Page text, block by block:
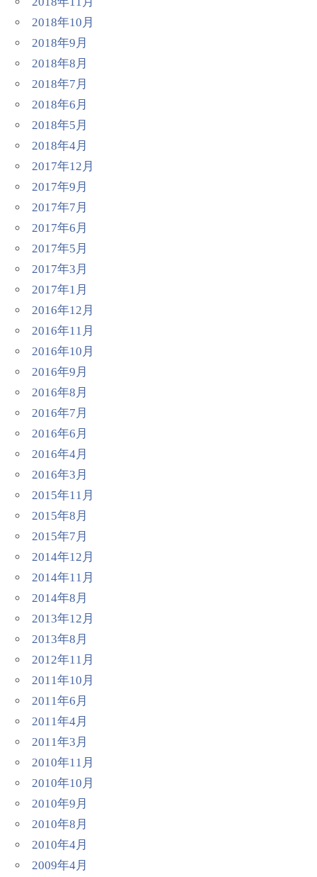
2018年10月
2018年9月
2018年8月
2018年7月
2018年6月
2018年5月
2018年4月
2017年12月
2017年9月
2017年7月
2017年6月
2017年5月
2017年3月
2017年1月
2016年12月
2016年11月
2016年10月
2016年9月
2016年8月
2016年7月
2016年6月
2016年4月
2016年3月
2015年11月
2015年8月
2015年7月
2014年12月
2014年11月
2014年8月
2013年12月
2013年8月
2012年11月
2011年10月
2011年6月
2011年4月
2011年3月
2010年11月
2010年10月
2010年9月
2010年8月
2010年4月
2009年4月